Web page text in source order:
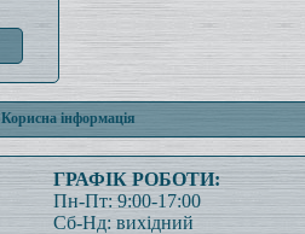
Корисна інформація
ГРАФІК РОБОТИ:
Пн-Пт: 9:00-17:00
Сб-Нд: вихідний